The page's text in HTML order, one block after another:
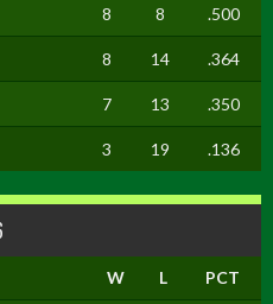
8 8 .500
8 14 .364
7 13 .350
3 19 .136
W L PCT